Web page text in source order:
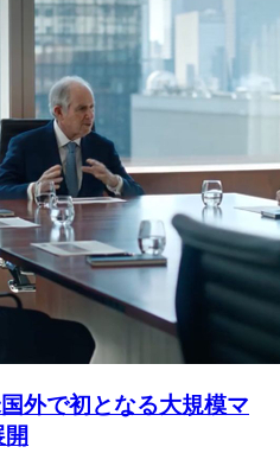
外で初となる大規模マ